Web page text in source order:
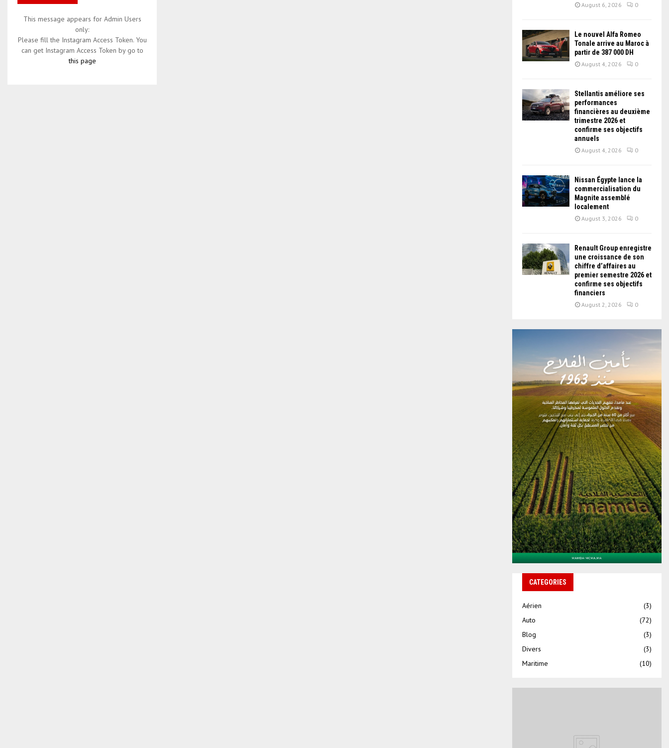
This message appears for Admin Users
only:
Please fill the Instagram Access Token. You
can get Instagram Access Token by go to
this page
August 6, 2026 0
Le nouvel Alfa Romeo
Tonale arrive au Maroc à
partir de 387 000 DH
August 4, 2026 0
Stellantis améliore ses
performances
financières au deuxième
trimestre 2026 et
confirme ses objectifs
annuels
August 4, 2026 0
Nissan Égypte lance la
commercialisation du
Magnite assemblé
localement
August 3, 2026 0
Renault Group enregistre
une croissance de son
chiffre d’affaires au
premier semestre 2026 et
confirme ses objectifs
financiers
August 2, 2026 0
CATEGORIES
Aérien
(3)
Auto
(72)
Blog
(3)
Divers
(3)
Maritime
(10)